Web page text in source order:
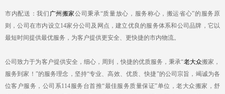
市内配送：我们 广州搬家公司秉承“质量放心，服务称心，搬运省心”的服务原
则，公司在市内设立14家分公司及网点，建立优良的服务体系和公司品牌，它以
最短时间提供最优服务，为客户提供更安全、更快捷的市内物流。
公司致力于为客户提供安全，细心，周到，快捷的优质服务，秉承“老大众搬家，
服务到家！”的服务理念，坚持“专业、高效、优质、快捷”的公司宗旨，竭诚为各
位客户服务，公司系114服务台首推“最佳服务质量保证”单位，老大众搬家，舒